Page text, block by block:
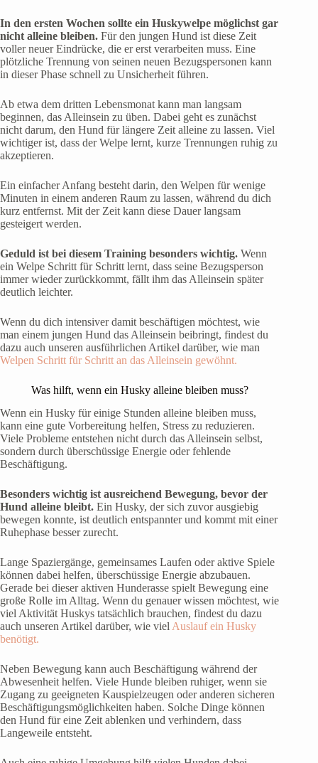
In den ersten Wochen sollte ein Huskywelpe möglichst gar
nicht alleine bleiben. Für den jungen Hund ist diese Zeit
voller neuer Eindrücke, die er erst verarbeiten muss. Eine
plötzliche Trennung von seinen neuen Bezugspersonen kann
in dieser Phase schnell zu Unsicherheit führen.
Ab etwa dem dritten Lebensmonat kann man langsam
beginnen, das Alleinsein zu üben. Dabei geht es zunächst
nicht darum, den Hund für längere Zeit alleine zu lassen. Viel
wichtiger ist, dass der Welpe lernt, kurze Trennungen ruhig zu
akzeptieren.
Ein einfacher Anfang besteht darin, den Welpen für wenige
Minuten in einem anderen Raum zu lassen, während du dich
kurz entfernst. Mit der Zeit kann diese Dauer langsam
gesteigert werden.
Geduld ist bei diesem Training besonders wichtig. Wenn
ein Welpe Schritt für Schritt lernt, dass seine Bezugsperson
immer wieder zurückkommt, fällt ihm das Alleinsein später
deutlich leichter.
Wenn du dich intensiver damit beschäftigen möchtest, wie
man einem jungen Hund das Alleinsein beibringt, findest du
dazu auch unseren ausführlichen Artikel darüber, wie man
Welpen Schritt für Schritt an das Alleinsein gewöhnt.
Was hilft, wenn ein Husky alleine bleiben muss?
Wenn ein Husky für einige Stunden alleine bleiben muss,
kann eine gute Vorbereitung helfen, Stress zu reduzieren.
Viele Probleme entstehen nicht durch das Alleinsein selbst,
sondern durch überschüssige Energie oder fehlende
Beschäftigung.
Besonders wichtig ist ausreichend Bewegung, bevor der
Hund alleine bleibt. Ein Husky, der sich zuvor ausgiebig
bewegen konnte, ist deutlich entspannter und kommt mit einer
Ruhephase besser zurecht.
Lange Spaziergänge, gemeinsames Laufen oder aktive Spiele
können dabei helfen, überschüssige Energie abzubauen.
Gerade bei dieser aktiven Hunderasse spielt Bewegung eine
große Rolle im Alltag. Wenn du genauer wissen möchtest, wie
viel Aktivität Huskys tatsächlich brauchen, findest du dazu
auch unseren Artikel darüber, wie vielAuslauf ein Husky
benötigt.
Neben Bewegung kann auch Beschäftigung während der
Abwesenheit helfen. Viele Hunde bleiben ruhiger, wenn sie
Zugang zu geeigneten Kauspielzeugen oder anderen sicheren
Beschäftigungsmöglichkeiten haben. Solche Dinge können
den Hund für eine Zeit ablenken und verhindern, dass
Langeweile entsteht.